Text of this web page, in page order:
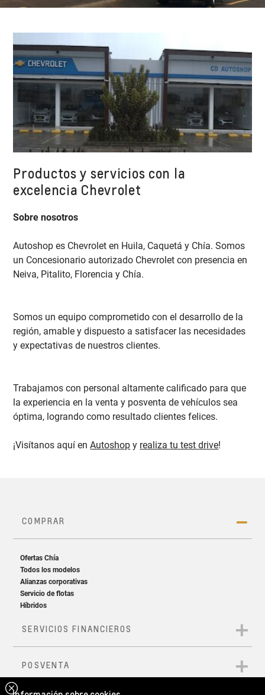
Productos y servicios con la
excelencia Chevrolet
Sobre nosotros
Autoshop es Chevrolet en Huila, Caquetá y Chía. Somos
un Concesionario autorizado Chevrolet con presencia en
Neiva, Pitalito, Florencia y Chía.
Somos un equipo comprometido con el desarrollo de la
región, amable y dispuesto a satisfacer las necesidades
y expectativas de nuestros clientes.
Trabajamos con personal altamente calificado para que
la experiencia en la venta y posventa de vehículos sea
óptima, logrando como resultado clientes felices.
¡Visítanos aquí enAutoshop y realiza tu test drive!